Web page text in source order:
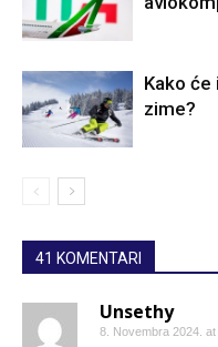
Kako
zime?
41 KOMENTARI
Unsethy
8. Novembra 2024. at